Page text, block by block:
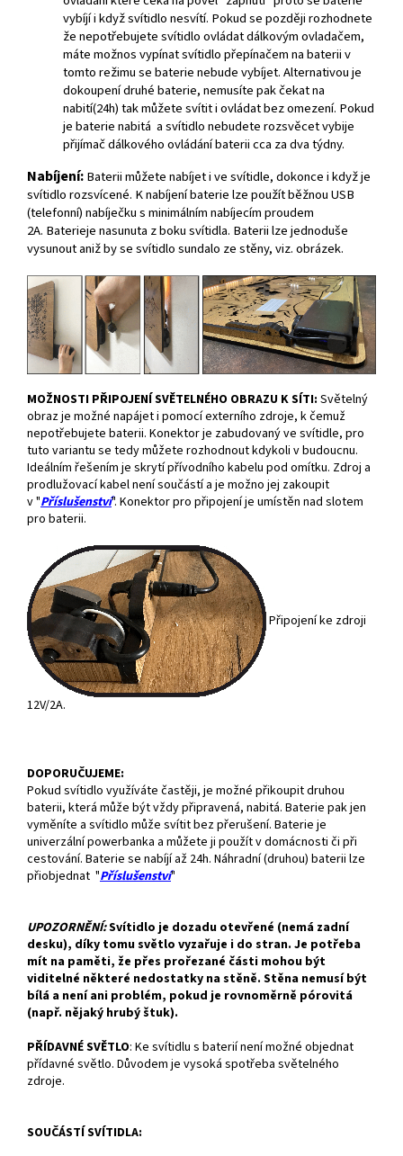
vybíjí i když svítidlo nesvítí. Pokud se později rozhodnete
že nepotřebujete svítidlo ovládat dálkovým ovladačem,
máte možnos vypínat svítidlo přepínačem na baterii v
tomto režimu se baterie nebude vybíjet. Alternativou je
dokoupení druhé baterie, nemusíte pak čekat na
nabití(24h) tak můžete svítit i ovládat bez omezení. Pokud
je baterie nabitá a svítidlo nebudete rozsvěcet vybije
přijímač dálkového ovládání baterii cca za dva týdny.
Nabíjení:Baterii můžete nabíjet i ve svítidle, dokonce i když je
svítidlo rozsvícené. K nabíjení baterie lze použít běžnou USB
(telefonní) nabíječku s minimálním nabíjecím proudem
2A. Baterieje nasunuta z boku svítidla. Baterii lze jednoduše
vysunout aniž by se svítidlo sundalo ze stěny, viz. obrázek.
MOŽNOSTI PŘIPOJENÍ SVĚTELNÉHO OBRAZU K SÍTI: Světelný
obraz je možné napájet i pomocí externího zdroje, k čemuž
nepotřebujete baterii. Konektor je zabudovaný ve svítidle, pro
tuto variantu se tedy můžete rozhodnout kdykoli v budoucnu.
Ideálním řešením je skrytí přívodního kabelu pod omítku. Zdroj a
prodlužovací kabel není součástí a je možno jej zakoupit
v "Příslušenství". Konektor pro připojení je umístěn nad slotem
pro baterii.
Připojení ke zdroji
12V/2A.
DOPORUČUJEME:
Pokud svítidlo využíváte častěji, je možné přikoupit druhou
baterii, která může být vždy připravená, nabitá. Baterie pak jen
vyměníte a svítidlo může svítit bez přerušení. Baterie je
univerzální powerbanka a můžete ji použít v domácnosti či při
cestování. Baterie se nabíjí až 24h. Náhradní (druhou) baterii lze
přiobjednat "Příslušenství"
UPOZORNĚNÍ:Svítidlo je dozadu otevřené (nemá zadní
desku), díky tomu světlo vyzařuje i do stran. Je potřeba
mít na paměti, že přes prořezané části mohou být
viditelné některé nedostatky na stěně. Stěna nemusí být
bílá a není ani problém, pokud je rovnoměrně pórovitá
(např. nějaký hrubý štuk).
PŘÍDAVNÉ SVĚTLO: Ke svítidlu s baterií není možné objednat
přídavné světlo. Důvodem je vysoká spotřeba světelného
zdroje.
SOUČÁSTÍ SVÍTIDLA: